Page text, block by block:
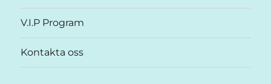
V.I.P Program
Kontakta oss